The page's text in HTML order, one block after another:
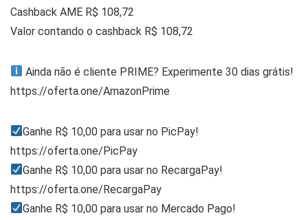
Cashback AME R$ 108,72
Valor contando o cashback R$ 108,72
Ainda não é cliente PRIME? Experimente 30 dias grátis!
https://oferta.one/AmazonPrime
Ganhe R$ 10,00 para usar no PicPay!
https://oferta.one/PicPay
Ganhe R$ 10,00 para usar no RecargaPay!
https://oferta.one/RecargaPay
Ganhe R$ 10,00 para usar no Mercado Pago!